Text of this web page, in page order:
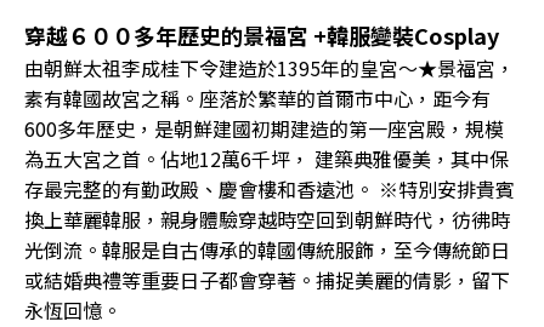
穿越６００多年歷史的景福宮 +韓服變裝Cosplay
由朝鮮太祖李成桂下令建造於1395年的皇宮～★景福宮，
素有韓國故宮之稱。座落於繁華的首爾市中心，距今有
600多年歷史，是朝鮮建國初期建造的第一座宮殿，規模
為五大宮之首。佔地12萬6千坪， 建築典雅優美，其中保
存最完整的有勤政殿、慶會樓和香遠池。 ※特別安排貴賓
換上華麗韓服，親身體驗穿越時空回到朝鮮時代，彷彿時
光倒流。韓服是自古傳承的韓國傳統服飾，至今傳統節日
或結婚典禮等重要日子都會穿著。捕捉美麗的倩影，留下
永恆回憶。